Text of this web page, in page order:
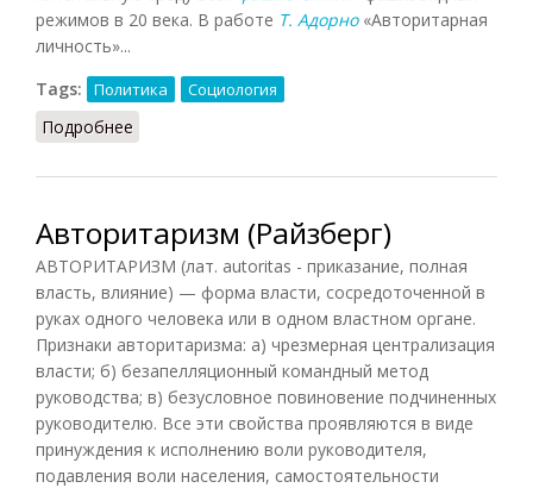
режимов в 20 века. В работе Т. Адорно«Авторитарная
личность»...
Tags:
Политика Социология
Подробнее
Авторитаризм (Райзберг)
АВТОРИТАРИЗМ (лат. autoritas - приказание, полная
власть, влияние) — форма власти, сосредоточенной в
руках одного человека или в одном властном органе.
Признаки авторитаризма: а) чрезмерная централизация
власти; б) безапелляционный командный метод
руководства; в) безусловное повиновение подчиненных
руководителю. Все эти свойства проявляются в виде
принуждения к исполнению воли руководителя,
подавления воли населения, самостоятельности